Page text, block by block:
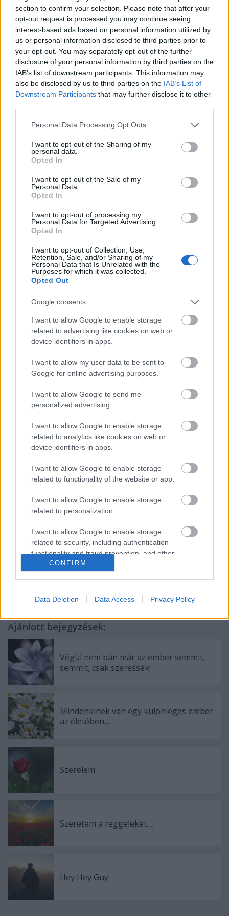
section to confirm your selection. Please note that after your
opt-out request is processed you may continue seeing
interest-based ads based on personal information utilized by
us or personal information disclosed to third parties prior to
your opt-out. You may separately opt-out of the further
disclosure of your personal information by third parties on the
IAB’s list of downstream participants. This information may
also be disclosed by us to third parties on the IAB’s List of
Downstream Participants that may further disclose it to other
Please note that this website/app uses one or more Google
not limited to your visit or usage behaviour. You may click to
grant or deny consent to Google and its third-party tags to
use your data for below specified purposes in below Google
consent section.
Personal Data Processing Opt Outs
I want to opt-out of the Sharing of my
personal data.
Opted In
I want to opt-out of the Sale of my
Personal Data.
Opted In
I want to opt-out of processing my
Personal Data for Targeted Advertising.
Opted In
I want to opt-out of Collection, Use,
Retention, Sale, and/or Sharing of my
Personal Data that Is Unrelated with the
Purposes for which it was collected.
Opted Out
Google consents
I want to allow Google to enable storage
related to advertising like cookies on web or
device identifiers in apps.
I want to allow my user data to be sent to
Google for online advertising purposes.
I want to allow Google to send me
personalized advertising.
I want to allow Google to enable storage
related to analytics like cookies on web or
device identifiers in apps.
I want to allow Google to enable storage
related to functionality of the website or app.
I want to allow Google to enable storage
related to personalization.
I want to allow Google to enable storage
related to security, including authentication
functionality and fraud prevention, and other
user protection.
CONFIRM
Data Deletion Data Access Privacy Policy
területen van még bepótolni valód. Mindig az
határozza meg, hogy hogyan teljesítesz, amelyiknél
a legkevesebb satírozás van, vagyis, ha az egészség
területén nem jól szerepelsz, az már ráhatással van a
többi életterületedre is, már ott is meg fognak
jelenni rövidesen hiányosságok. Például ha nem
vagy tökéletesen egészséges, az befolyásolja a
munkádat is, de a párkapcsolatodat is, és ugyanígy
a többi életterületedet. Ez egy látványos módja
annak, hogy lásd, hol kell segítened magadnak. Ahol
jól teljesítesz, az nyilván jó hatással van a többi
életterületedre is, mert ez oda-vissza működik. Ha
nincsen kedved köröket rajzolni, elég, ha pontokkal
ábrázolod, hogy melyik életterületedet 1-től 10-ig
hányasra értékeled. A végeredmény itt is ugyanaz
lesz, mint az évgyűrűknél, a legkisebb a legrosszabb,
a legnagyobb pedig a legjobban van jelen az
életedben. Érdekes a megfigyelés és nem
haszontalan, hiszen egyből megtudod, hol és miben
kell változnod.
azt, hogyan is tudod élni az életedet, az sokban segít
is neked, mert ráébredsz, hogyha mindent így
hagysz, ahogy most van, akkor megrekedsz, sőt,
inkább vissza is fejlődsz, ha nem teszel érte. Nem
mindig jó szembesülni ezzel, de ha elég őszinték
hol is tartunk az életünkben, akkor érdemes egy
ilyen életkört megcsinálni a különböző
életterületeket figyelembe véve. Jó kis gyakorlat ez,
most eszembe jutott, hogy ÉLETKERÉK-nek hívják ezt
a körgyűrűt és a sprirituális énedtől egészen a pénz,
a karrier, a család mind szerepet kell hogy kapjon
benne és 1-től 10-ig jelölöd be rajta a körcikkeket.
Ahol 7-8 pontot is elérsz, ott jól teljesítesz, de ahol
csak 3-4-est adsz magadnak, ott fejlődnöd kell, hogy
kiegyensúlyozott életed lehessen.
Próbáld ki most este vagy egy ráérő idődben, hogy
megrajzolod az ÉLETKERÉK ábrát, és megcsinálod a
hozzá fűződő gyakorlatot is. Te fogsz nyerni ezáltal,
mert látni fogod, hogy most, jelen pillanatban
Küldök most az estédhez egy szép dalt,
Ajánlott bejegyzések:
Végül nem bán már az ember semmit,
semmit, csak szeressék!
Mindenkinek van egy különleges ember
az életében,..
Szerelem
Szeretem a reggeleket...,
Hey Hey Guy